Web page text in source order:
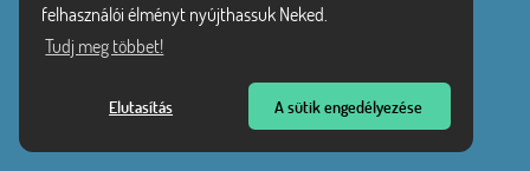
felhasználói élményt nyújthassuk Neked.
Tudj meg többet!
Elutasítás A sütik engedélyezése